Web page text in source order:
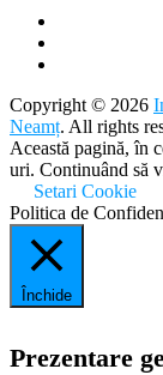
Copyright © 2026
Neamț. All rights
Această pagină, în
uri. Continuând să
Setari Cookie
Politica de
Închide
Prezentare